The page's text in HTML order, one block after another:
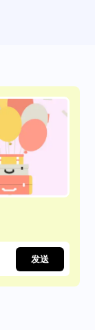
发送